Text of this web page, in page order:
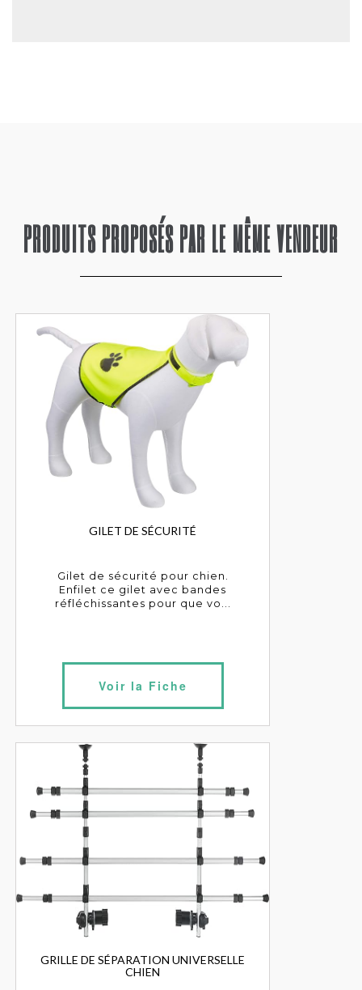
PRODUITS PROPOSÉS PAR LE MÊME VENDEUR
GILET DE SÉCURITÉ
Gilet de sécurité pour chien.
Enfilet ce gilet avec bandes
réfléchissantes pour que vo...
Voir la Fiche
GRILLE DE SÉPARATION UNIVERSELLE
CHIEN